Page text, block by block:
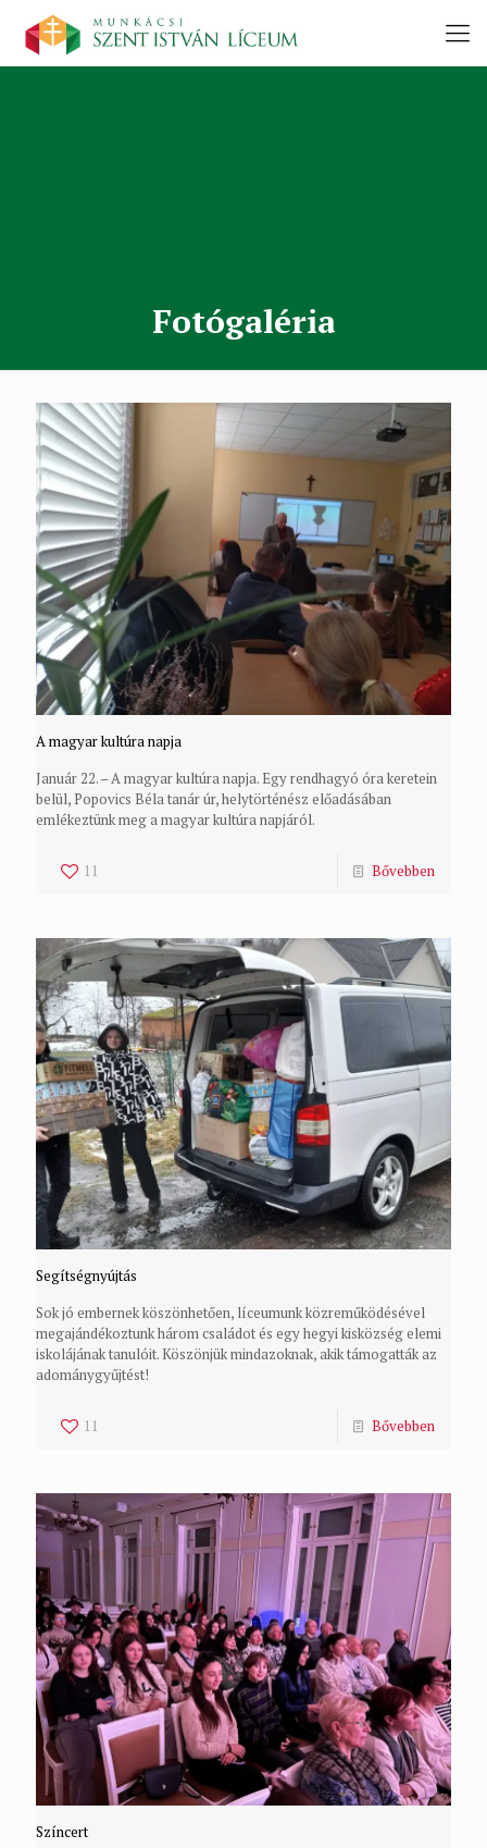
Fotógaléria
A magyar kultúra napja
Január 22. – A magyar kultúra napja. Egy rendhagyó óra keretein
belül, Popovics Béla tanár úr, helytörténész előadásában
emlékeztünk meg a magyar kultúra napjáról.
11 Bővebben
Segítségnyújtás
Sok jó embernek köszönhetően, líceumunk közreműködésével
megajándékoztunk három családot és egy hegyi kisközség elemi
iskolájának tanulóit. Köszönjük mindazoknak, akik támogatták az
adománygyűjtést!
11 Bővebben
Színcert